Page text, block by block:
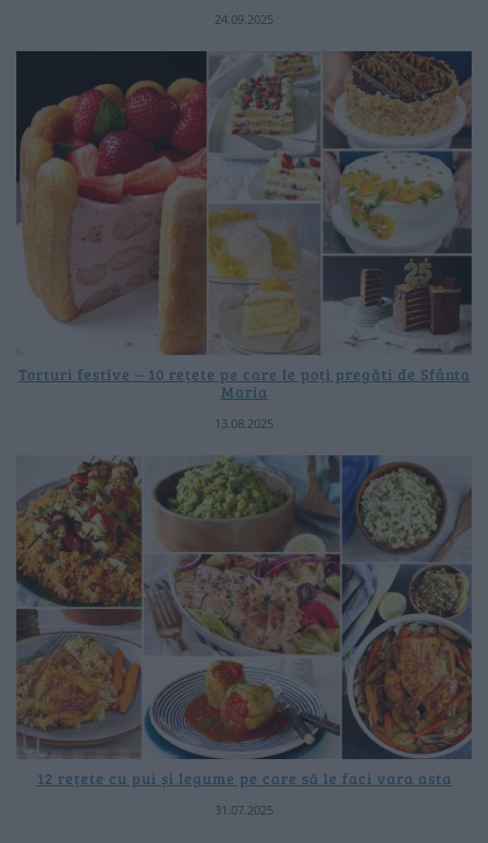
24.09.2025
Torturi festive – 10 rețete pe care le poți pregăti de Sfânta
Maria
13.08.2025
12 rețete cu pui și legume pe care să le faci vara asta
31.07.2025